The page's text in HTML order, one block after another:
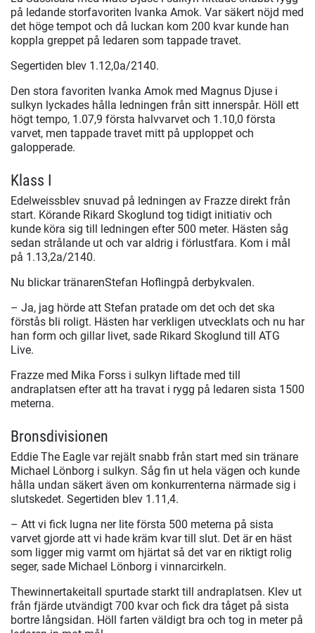
på ledande storfavoriten Ivanka Amok. Var säkert nöjd med
det höge tempot och då luckan kom 200 kvar kunde han
koppla greppet på ledaren som tappade travet.
Segertiden blev 1.12,0a/2140.
Den stora favoriten Ivanka Amok med Magnus Djuse i
sulkyn lyckades hålla ledningen från sitt innerspår. Höll ett
högt tempo, 1.07,9 första halvvarvet och 1.10,0 första
varvet, men tappade travet mitt på upploppet och
galopperade.
Klass I
Edelweissblev snuvad på ledningen av Frazze direkt från
start. Körande Rikard Skoglund tog tidigt initiativ och
kunde köra sig till ledningen efter 500 meter. Hästen såg
sedan strålande ut och var aldrig i förlustfara. Kom i mål
på 1.13,2a/2140.
Nu blickar tränarenStefan Hoflingpå derbykvalen.
– Ja, jag hörde att Stefan pratade om det och det ska
förstås bli roligt. Hästen har verkligen utvecklats och nu har
han form och gillar livet, sade Rikard Skoglund till ATG
Live.
Frazze med Mika Forss i sulkyn liftade med till
andraplatsen efter att ha travat i rygg på ledaren sista 1500
meterna.
Bronsdivisionen
Eddie The Eagle var rejält snabb från start med sin tränare
Michael Lönborg i sulkyn. Såg fin ut hela vägen och kunde
hålla undan säkert även om konkurrenterna närmade sig i
slutskedet. Segertiden blev 1.11,4.
– Att vi fick lugna ner lite första 500 meterna på sista
varvet gjorde att vi hade kräm kvar till slut. Det är en häst
som ligger mig varmt om hjärtat så det var en riktigt rolig
seger, sade Michael Lönborg i vinnarcirkeln.
Thewinnertakeitall spurtade starkt till andraplatsen. Klev ut
från fjärde utvändigt 700 kvar och fick dra tåget på sista
bortre långsidan. Höll farten väldigt bra och tog in meter på